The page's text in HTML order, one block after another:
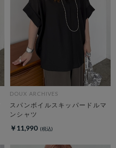
DOUX ARCHIVES
スパンボイルスキッパードルマ
ンシャツ
￥11,990